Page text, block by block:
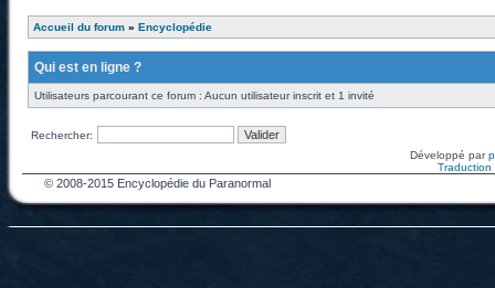
Accueil du forum » Encyclopédie
Qui est en ligne ?
Utilisateurs parcourant ce forum : Aucun utilisateur inscrit et 1 invité
Rechercher:
Développé par
Traduction
© 2008-2015 Encyclopédie du Paranormal